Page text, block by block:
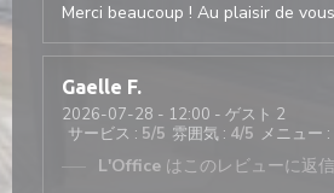
Merci beaucoup ! Au plaisir de
Gaelle F
2026-07-28 - 12:00 - ゲスト 2
サービス : 5/5 雰囲気 : 4/5 メニュー :
L'Office はこのレビューに返